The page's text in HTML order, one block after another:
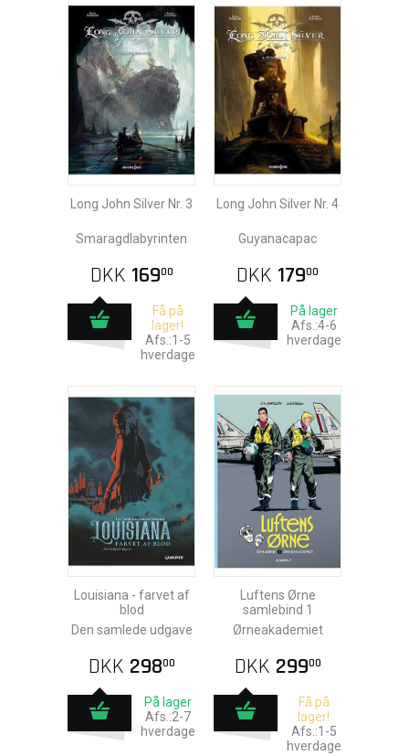
Long John Silver Nr. 3
Smaragdlabyrinten
DKK 16900
Få på
lager!
Afs.:1-5
hverdage
Long John Silver Nr. 4
Guyanacapac
DKK 17900
På lager
Afs.:4-6
hverdage
Louisiana - farvet af
blod
Den samlede udgave
DKK 29800
På lager
Afs.:2-7
hverdage
Luftens Ørne
samlebind 1
Ørneakademiet
DKK 29900
Få på
lager!
Afs.:1-5
hverdage